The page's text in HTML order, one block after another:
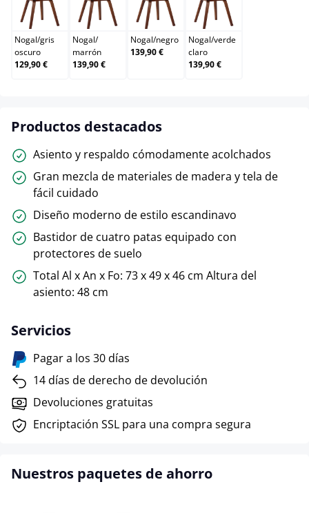
Nogal/gris oscuro
Nogal/gris
oscuro
129,90 €
Nogal/marrón
Nogal/
marrón
139,90 €
Nogal/negro
Nogal/negro
139,90 €
Nogal/verde claro
Nogal/verde
claro
139,90 €
Productos destacados
Asiento y respaldo cómodamente acolchados
Gran mezcla de materiales de madera y tela de
fácil cuidado
Diseño moderno de estilo escandinavo
Bastidor de cuatro patas equipado con
protectores de suelo
Total Al x An x Fo: 73 x 49 x 46 cm Altura del
asiento: 48 cm
Servicios
Pagar a los 30 días
14 días de derecho de devolución
Devoluciones gratuitas
Encriptación SSL para una compra segura
Nuestros paquetes de ahorro